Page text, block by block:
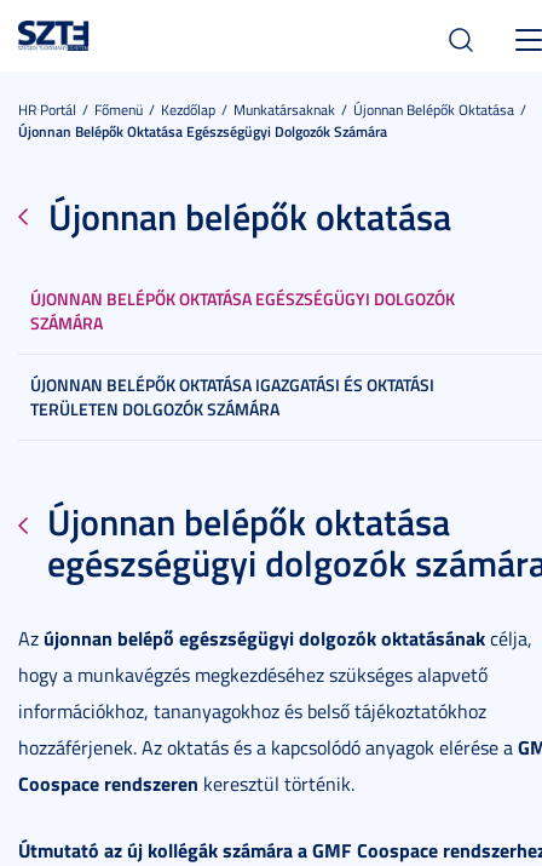
HR Portál Főmenü Kezdőlap Munkatársaknak
Újonnan Belépők Oktatása
Újonnan Belépők Oktatása Egészségügyi Dolgozók Számára
Újonnan belépők oktatása
ÚJONNAN BELÉPŐK OKTATÁSA EGÉSZSÉGÜGYI DOLGOZÓK
SZÁMÁRA
ÚJONNAN BELÉPŐK OKTATÁSA IGAZGATÁSI ÉS OKTATÁSI
TERÜLETEN DOLGOZÓK SZÁMÁRA
Újonnan belépők oktatása
egészségügyi dolgozók
Azújonnan belépő egészségügyi dolgozók oktatásánakcélja,
hogy a munkavégzés megkezdéséhez szükséges alapvető
információkhoz, tananyagokhoz és belső tájékoztatókhoz
hozzáférjenek. Az oktatás és a kapcsolódó anyagok elérése a
Coospace rendszeren keresztül történik.
Útmutató az új kollégák számára a GMF Coospace